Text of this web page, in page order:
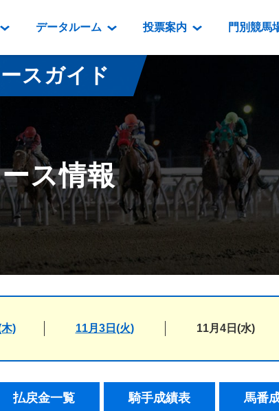
一覧
績表
績表
番組・級別表ダウンロード
開催カレンダー
重賞競走体系図
スタリオンシリーズ競走
道内の発売情報(PDF)
データルーム
映像コンテンツ
重賞競走VTR
重賞競走参考VTR
レースダイジェスト
新馬ダイジェスト
投票案内
電話・インタ
場外発売所
実況・テレホン
発売・払戻
門別競馬
門別競馬場情報
門別競馬場グルメ
とねっこジンギスカン
いずみ食堂
ルンビニフードカフェ
勝馬屋
スガイド
ス情報
) 11月3日(火) 11月4日(水)
払戻金一覧 騎手成績表 馬番